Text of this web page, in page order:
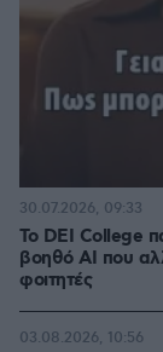
Το DEI College
βοηθό AI που
φοιτητές
30.07.2026, 09:33
03.08.2026, 10:56